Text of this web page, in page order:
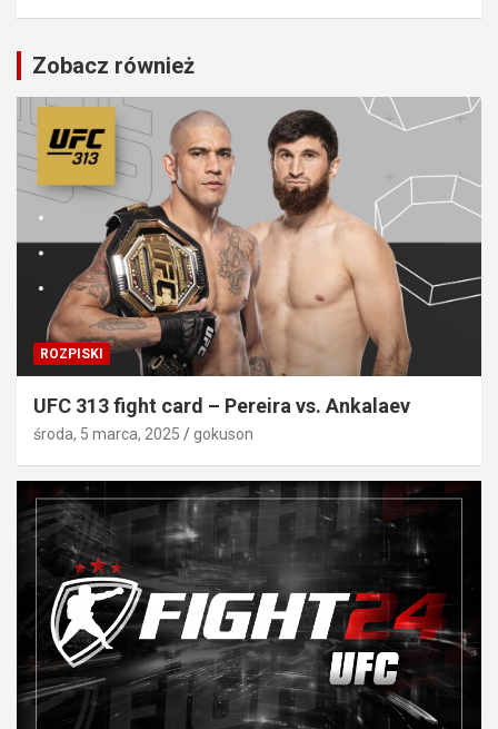
Zobacz również
ROZPISKI
UFC 313 fight card – Pereira vs. Ankalaev
środa, 5 marca, 2025 gokuson